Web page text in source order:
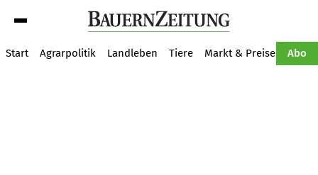
Start Agrarpolitik Landleben Tiere Markt & Preise Abo